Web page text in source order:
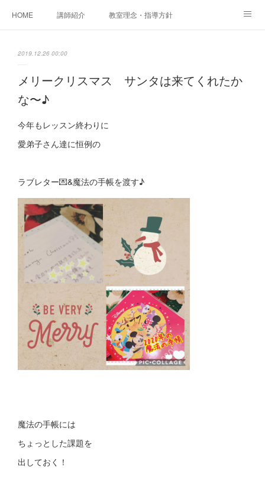
HOME 講師紹介 教室理念・指導方針
ご相談・体験レッスンお申し込み
2019.12.26 00:00
メリークリスマス サンタは来てくれたか
な〜♪
今年もレッスン終わりに
愛弟子さん達に恒例の
ラブレター💌&魔法の手帳 を渡す♪
魔法の手帳には
ちょっとした課題を
出しておく！